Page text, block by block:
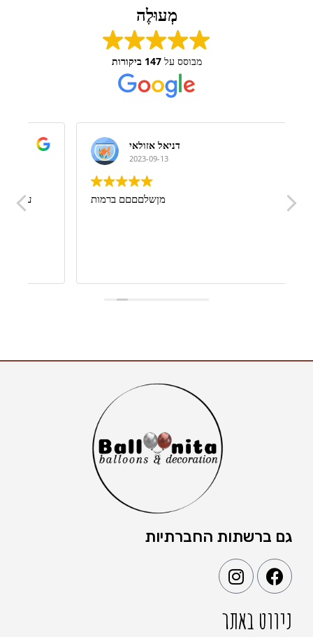
מְעוּלֶה
מבוסס על147 ביקורות
דניאל אזולאי
2023-09-13
מןשלםםםם ברמות
גם ברשתות החברתיות
ניווט באתר